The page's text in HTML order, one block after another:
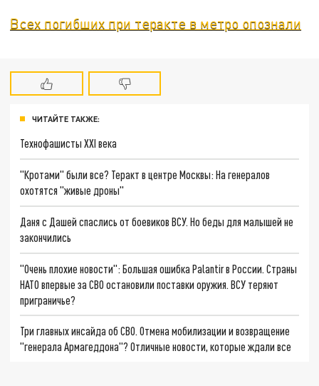
Всех погибших при теракте в метро опознали
ЧИТАЙТЕ ТАКЖЕ:
Технофашисты XXI века
"Кротами" были все? Теракт в центре Москвы: На генералов
охотятся "живые дроны"
Даня с Дашей спаслись от боевиков ВСУ. Но беды для малышей не
закончились
"Очень плохие новости": Большая ошибка Palantir в России. Страны
НАТО впервые за СВО остановили поставки оружия. ВСУ теряют
приграничье?
Три главных инсайда об СВО. Отмена мобилизации и возвращение
"генерала Армагеддона"? Отличные новости, которые ждали все